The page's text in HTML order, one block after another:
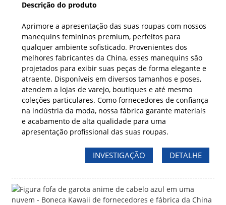
Descrição do produto
Aprimore a apresentação das suas roupas com nossos
manequins femininos premium, perfeitos para
qualquer ambiente sofisticado. Provenientes dos
melhores fabricantes da China, esses manequins são
projetados para exibir suas peças de forma elegante e
atraente. Disponíveis em diversos tamanhos e poses,
atendem a lojas de varejo, boutiques e até mesmo
coleções particulares. Como fornecedores de confiança
na indústria da moda, nossa fábrica garante materiais
e acabamento de alta qualidade para uma
apresentação profissional das suas roupas.
INVESTIGAÇÃO DETALHE